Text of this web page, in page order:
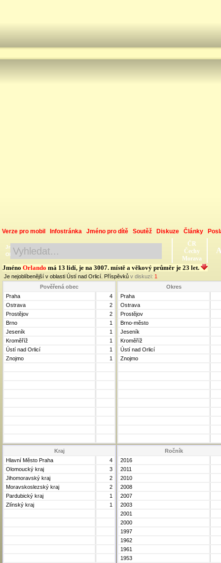
Verze pro mobil Infostránka Jméno pro dítě Soutěž Diskuze Články
Jméno Orlando má 13 lidí, je na 3007. místě a věkový průměr je 23 let.
Je nejoblíbenější v oblasti Ústí nad Orlicí. Příspěvků v diskuzi: 1
Jméno, Příjmení, Obec
Okres, Kraj, Ročník
ČR
Čechy
Morava
Pověřená obec
Praha
4
Ostrava
2
Prostějov
2
Brno
1
Jeseník
1
Kroměříž
1
Ústí nad Orlicí
1
Znojmo
1
Okres
Praha
Ostrava
Prostějov
Brno-město
Jeseník
Kroměříž
Ústí nad Orlicí
Znojmo
Kraj
Hlavní Město Praha
4
Olomoucký kraj
3
Jihomoravský kraj
2
Moravskoslezský kraj
2
Pardubický kraj
1
Zlínský kraj
1
Ročník
2016
2011
2010
2008
2007
2003
2001
2000
1997
1962
1961
1953